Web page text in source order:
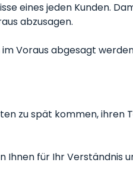
eines jeden Kunden.
abzusagen.
Voraus abgesagt
zu spät kommen,
Ihnen für Ihr Verständnis